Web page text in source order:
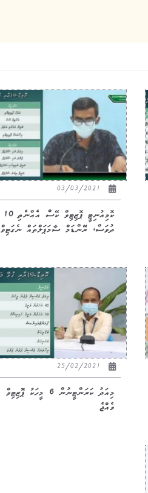
ކޮމިއުނިޓީ ޕޮޒިޓިވް ކޭސް އެއްނެތި 10
ދުވަސް، ރޭންޑަމް ސާމަޕަލްތައް ނެގަޓިވް
މިއަދު ކަރަންޓީނުން 6 މީހަކު ޕޮޒިޓިވް
ވެއްޖެ